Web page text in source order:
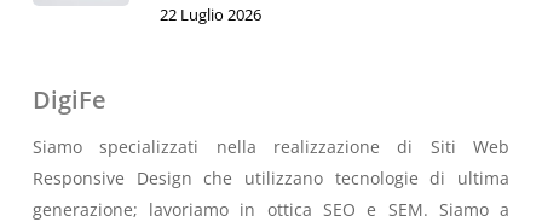
22 Luglio 2026
DigiFe
Siamo specializzati nella realizzazione di Siti Web
Responsive Design che utilizzano tecnologie di ultima
generazione; lavoriamo in ottica SEO e SEM. Siamo a